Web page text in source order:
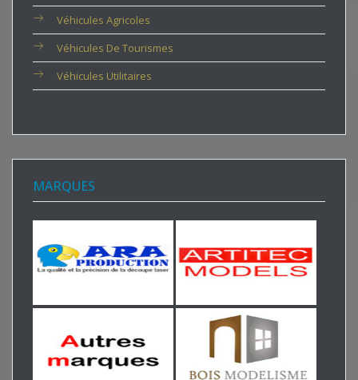
Véhicules Agricoles
Véhicules De Tourismes
Véhicules Utilitaires
MARQUES